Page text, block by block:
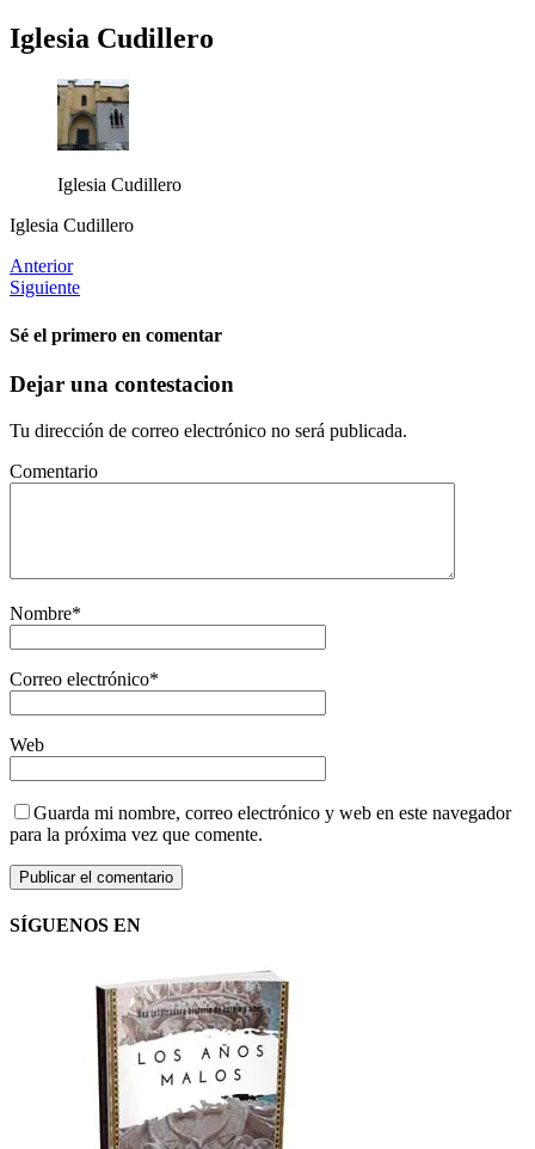
Iglesia Cudillero
Iglesia Cudillero
Iglesia Cudillero
Anterior
Siguiente
Sé el primero en comentar
Dejar una contestacion
Tu dirección de correo electrónico no será publicada.
Comentario
Nombre*
Correo electrónico*
Web
Guarda mi nombre, correo electrónico y web en este navegador
para la próxima vez que comente.
SÍGUENOS EN